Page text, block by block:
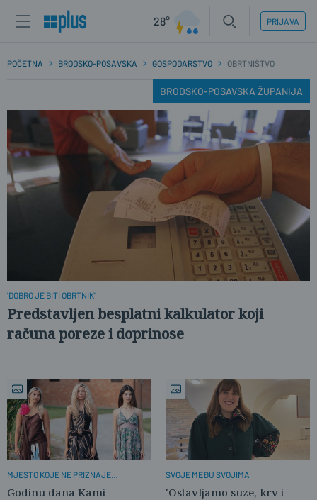
28° PRIJAVA
POČETNA BRODSKO-POSAVSKA GOSPODARSTVO OBRTNIŠTVO
BRODSKO-POSAVSKA ŽUPANIJA
'DOBRO JE BITI OBRTNIK'
Predstavljen besplatni kalkulator koji
računa poreze i doprinose
MJESTO KOJE NE PRIZNAJE
Godinu dana Kami -
SVOJE MEĐU SVOJIMA
'Ostavljamo suze, krv i